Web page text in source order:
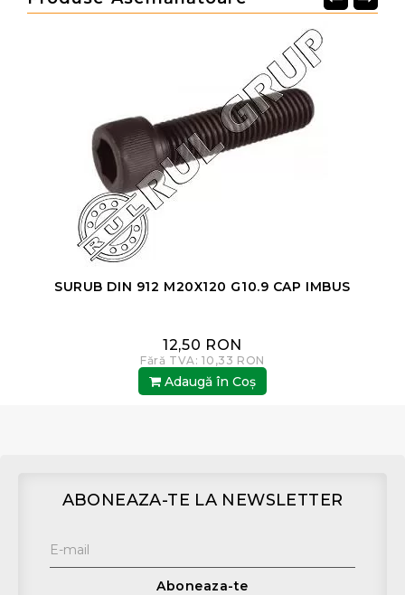
SURUB DIN 912 M20X120 G10.9 CAP IMBUS
12,50 RON
Fără TVA: 10,33 RON
Adaugă în Coş
ABONEAZA-TE LA NEWSLETTER
Aboneaza-te